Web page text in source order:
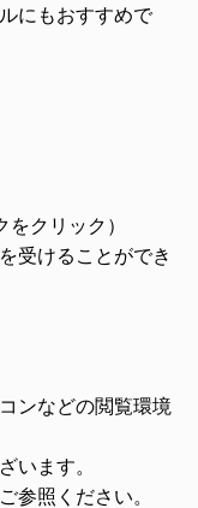
にもおすすめで
クリック）
受けることができ
ンなどの閲覧環境
います。
参照ください。